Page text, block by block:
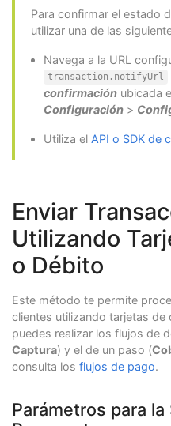
Para confirmar el estado
utilizar una de las
Navega a la URL
transaction.notifyUrl
confirmación ubicada
Configuración >
Utiliza el API o SDK de
Enviar
Utilizando
o Débito
Este método te permite
clientes utilizando tarjetas de
puedes realizar los flujos de
Captura) y el de un paso (
consulta los flujos de pago.
Parámetros para